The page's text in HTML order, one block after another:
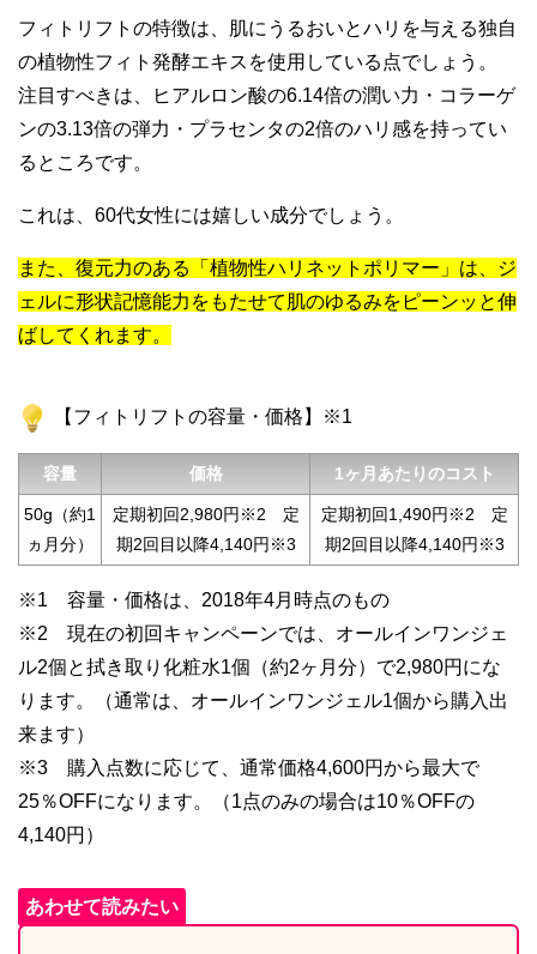
フィトリフトの特徴は、肌にうるおいとハリを与える独自
の植物性フィト発酵エキスを使用している点でしょう。
注目すべきは、ヒアルロン酸の6.14倍の潤い力・コラーゲ
ンの3.13倍の弾力・プラセンタの2倍のハリ感を持ってい
るところです。
これは、60代女性には嬉しい成分でしょう。
また、復元力のある「植物性ハリネットポリマー」は、ジ
ェルに形状記憶能力をもたせて肌のゆるみをピーンッと伸
ばしてくれます。
【フィトリフトの容量・価格】※1
容量 価格 1ヶ月あたりのコスト
50g（約1
ヵ月分）
定期初回2,980円※2 定
期2回目以降4,140円※3
定期初回1,490円※2 定
期2回目以降4,140円※3
※1 容量・価格は、2018年4月時点のもの
※2 現在の初回キャンペーンでは、オールインワンジェ
ル2個と拭き取り化粧水1個（約2ヶ月分）で2,980円にな
ります。（通常は、オールインワンジェル1個から購入出
来ます）
※3 購入点数に応じて、通常価格4,600円から最大で
25％OFFになります。（1点のみの場合は10％OFFの
4,140円）